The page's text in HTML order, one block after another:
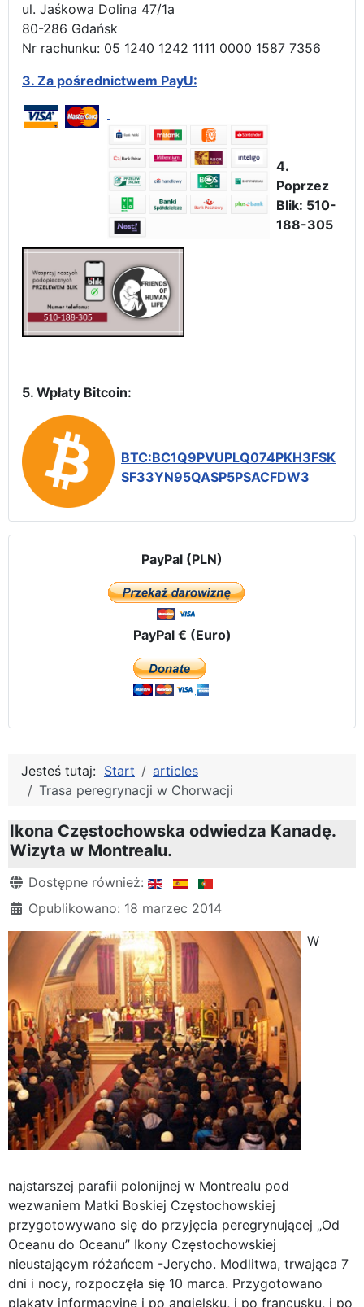
ul. Jaśkowa Dolina 47/1a
80-286 Gdańsk
Nr rachunku: 05 1240 1242 1111 0000 1587 7356
3. Za pośrednictwem PayU:
4.
Poprzez
Blik: 510-
188-305
5. Wpłaty Bitcoin:
BTC:BC1Q9PVUPLQ074PKH3FSK
SF33YN95QASP5PSACFDW3
PayPal (PLN)
PayPal € (Euro)
Jesteś tutaj: Start
articles
Trasa peregrynacji w Chorwacji
Ikona Częstochowska odwiedza Kanadę.
Wizyta w Montrealu.
Szczegóły
Dostępne również:
Opublikowano: 18 marzec 2014
W
najstarszej parafii polonijnej w Montrealu pod
wezwaniem Matki Boskiej Częstochowskiej
przygotowywano się do przyjęcia peregrynującej „Od
Oceanu do Oceanu” Ikony Częstochowskiej
nieustającym różańcem -Jerycho. Modlitwa, trwająca 7
dni i nocy, rozpoczęła się 10 marca. Przygotowano
plakaty informacyjne i po angielsku, i po francusku, i po